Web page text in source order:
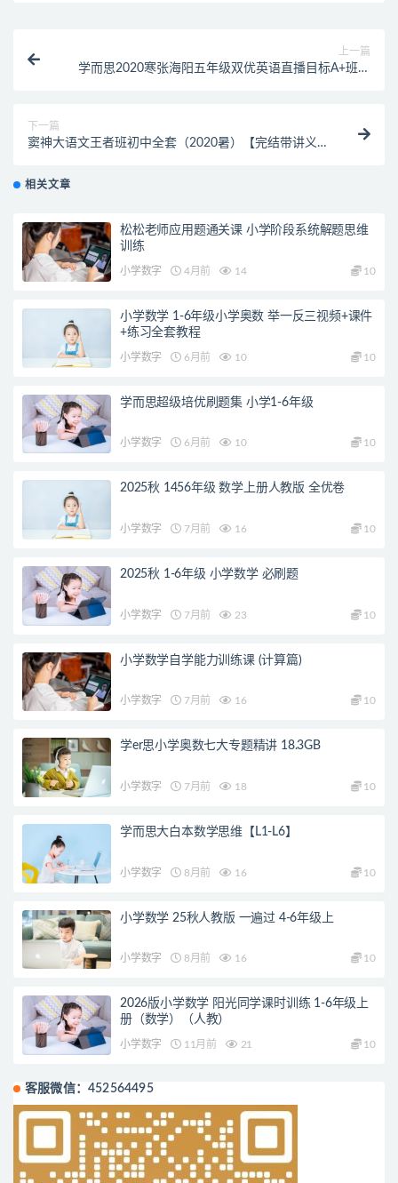
上一篇
学而思2020寒张海阳五年级双优英语直播目标A+班视
下一篇
窦神大语文王者班初中全套（2020暑）【完结带讲义】
相关文章
松松老师应用题通关课 小学阶段系统解题思维
训练
小学数字 4月前 14 10
小学数学 1-6年级小学奥数 举一反三视频+课件
+练习全套教程
小学数字 6月前 10 10
学而思超级培优刷题集 小学1-6年级
小学数字 6月前 10 10
2025秋 1456年级 数学上册人教版 全优卷
小学数字 7月前 16 10
2025秋 1-6年级 小学数学 必刷题
小学数字 7月前 23 10
小学数学自学能力训练课 (计算篇)
小学数字 7月前 16 10
学er思小学奥数七大专题精讲 18.3GB
小学数字 7月前 18 10
学而思大白本数学思维【L1-L6】
小学数字 8月前 16 10
小学数学 25秋人教版 一遍过 4-6年级上
小学数字 8月前 16 10
2026版小学数学 阳光同学课时训练 1-6年级上
册（数学）（人教）
小学数字 11月前 21 10
客服微信：452564495